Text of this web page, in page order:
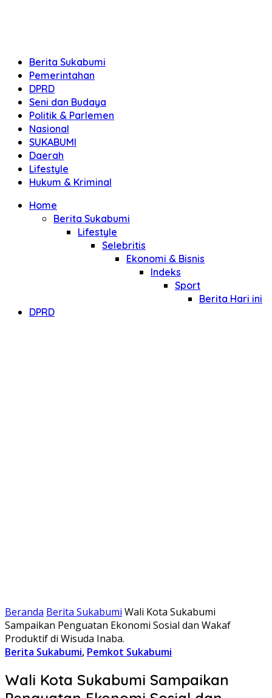
Berita Sukabumi
Pemerintahan
DPRD
Seni dan Budaya
Politik & Parlemen
Nasional
SUKABUMI
Daerah
Lifestyle
Hukum & Kriminal
Home
Berita Sukabumi
Lifestyle
Selebritis
Ekonomi & Bisnis
Indeks
Sport
Berita Hari ini
DPRD
Beranda Berita Sukabumi Wali Kota Sukabumi
Sampaikan Penguatan Ekonomi Sosial dan Wakaf
Produktif di Wisuda Inaba.
Berita Sukabumi, Pemkot Sukabumi
Wali Kota Sukabumi Sampaikan